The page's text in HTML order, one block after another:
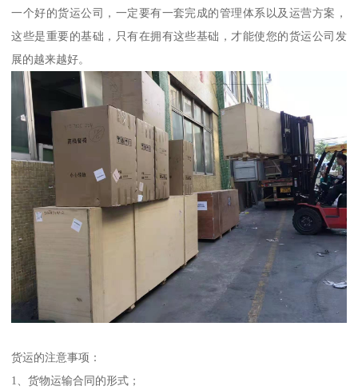
一个好的货运公司，一定要有一套完成的管理体系以及运营方案，
这些是重要的基础，只有在拥有这些基础，才能使您的货运公司发
展的越来越好。
货运的注意事项：
1、货物运输合同的形式；